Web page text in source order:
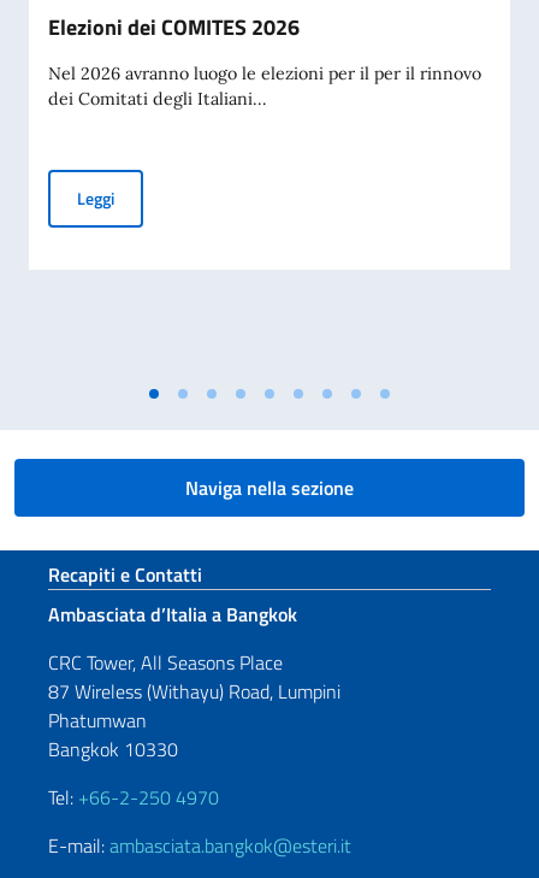
Elezioni dei COMITES 2026
Nel 2026 avranno luogo le elezioni per il per il rinnovo
dei Comitati degli Italiani...
LeggiElezioni dei COMITES 2026
Naviga nella sezione
Sezione footer
Recapiti e Contatti
Ambasciata d’Italia a Bangkok
CRC Tower, All Seasons Place
87 Wireless (Withayu) Road, Lumpini
Phatumwan
Bangkok 10330
Tel: +66-2-250 4970
E-mail:ambasciata.bangkok@esteri.it